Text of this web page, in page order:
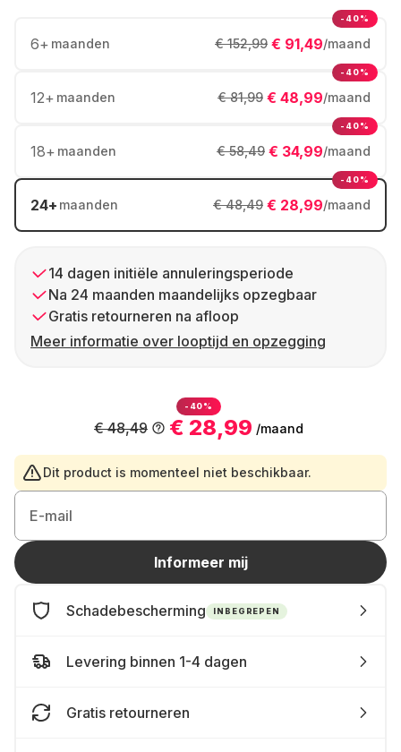
6+ maanden € 91,49/maand
€ 152,99
-40%
12+ maanden € 48,99/maand
€ 81,99
-40%
18+ maanden € 34,99/maand
€ 58,49
-40%
24+ maanden € 28,99/maand
€ 48,49
-40%
14 dagen initiële annuleringsperiode
Na 24 maanden maandelijks opzegbaar
Gratis retourneren na afloop
Meer informatie over looptijd en opzegging
-40%
€ 28,99 /maand
€ 48,49
Dit product is momenteel niet beschikbaar.
E-mail
Informeer mij
Schadebescherming INBEGREPEN
Levering binnen 1-4 dagen
Gratis retourneren